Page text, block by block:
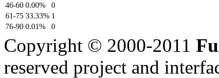
46-60 0.00%
0
61-75 33.33% 1
76-90 0.01% 0
Copyright © 2000-2011
reserved project and